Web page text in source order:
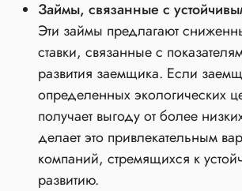
Займы, связанные с
Эти займы предлагают
ставки, связанные с
развития заемщика. Если
определенных экологических
получает выгоду от более
делает это привлекательным
компаний, стремящихся к
развитию.